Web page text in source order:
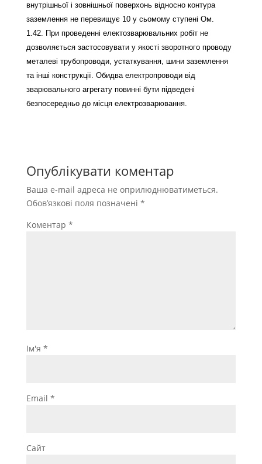
внутрішньої і зовнішньої поверхонь відносно контура
заземлення не перевищує 10 у сьомому ступені Ом.
1.42. При проведенні електозварювальних робіт не
дозволяється застосовувати у якості зворотного проводу
металеві трубопроводи, устаткування, шини заземлення
та інші конструкції. Обидва електропроводи від
зварювального агрегату повинні бути підведені
безпосередньо до місця електрозварювання.
Опублікувати коментар
Ваша e-mail адреса не оприлюднюватиметься.
Обов’язкові поля позначені *
Коментар *
Ім'я *
Email *
Сайт